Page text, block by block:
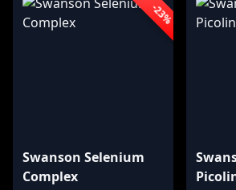
-23%
Swanson Selenium
Complex